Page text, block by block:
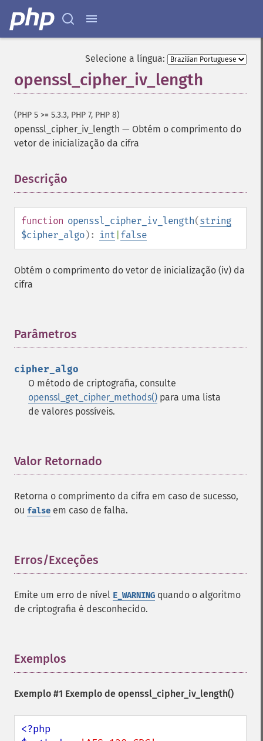
Selecione a língua:
openssl_cipher_iv_length
(PHP 5 >= 5.3.3, PHP 7, PHP 8)
openssl_cipher_iv_length — Obtém o comprimento do
vetor de inicialização da cifra
Descrição
function openssl_cipher_iv_length(string
$cipher_algo): int false
Obtém o comprimento do vetor de inicialização (iv) da
cifra
Parâmetros
cipher_algo
O método de criptografia, consulte
openssl_get_cipher_methods() para uma lista
de valores possíveis.
Valor Retornado
Retorna o comprimento da cifra em caso de sucesso,
ou false em caso de falha.
Erros/Exceções
Emite um erro de nível E_WARNING quando o algoritmo
de criptografia é desconhecido.
Exemplos
Exemplo #1 Exemplo de openssl_cipher_iv_length()
<?php